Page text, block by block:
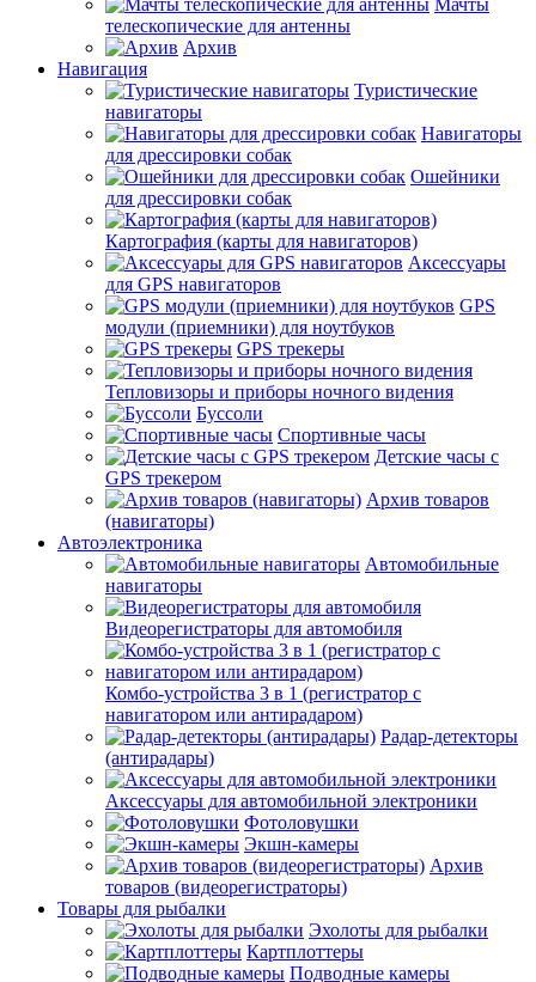
Мачты
телескопические для антенны
Архив
Навигация
Туристические
навигаторы
Навигаторы
для дрессировки собак
Ошейники
для дрессировки собак
Картография (карты для навигаторов)
Аксессуары
для GPS навигаторов
GPS
модули (приемники) для ноутбуков
GPS трекеры
Тепловизоры и приборы ночного видения
Буссоли
Спортивные часы
Детские часы с
GPS трекером
Архив товаров
(навигаторы)
Автоэлектроника
Автомобильные
навигаторы
Видеорегистраторы для автомобиля
Комбо-устройства 3 в 1 (регистратор с
навигатором или антирадаром)
Радар-детекторы
(антирадары)
Аксессуары для автомобильной электроники
Фотоловушки
Экшн-камеры
Архив
товаров (видеорегистраторы)
Товары для рыбалки
Эхолоты для рыбалки
Картплоттеры
Подводные камеры